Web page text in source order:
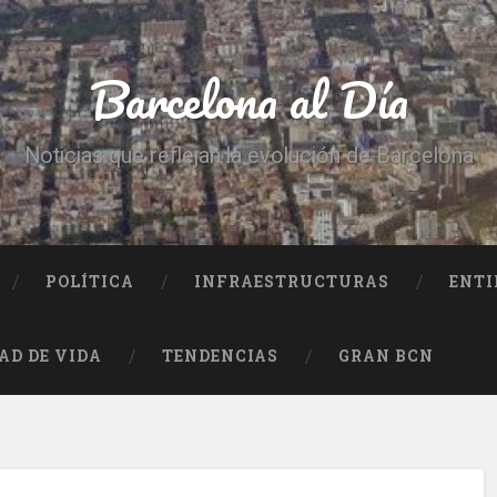
Barcelona al Día
Noticias que reflejan la evolución de Barcelona
POLÍTICA INFRAESTRUCTURAS
DE VIDA TENDENCIAS GRAN BCN